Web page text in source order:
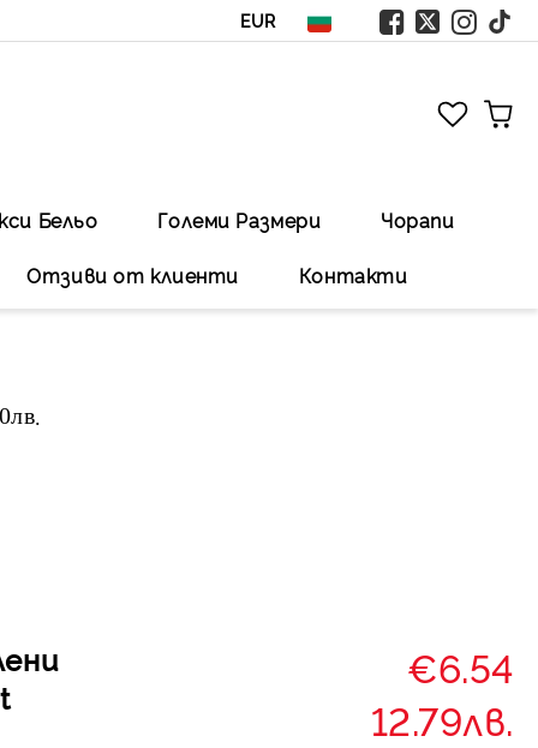
EUR
Бельо Големи Размери Чорапи
Отзиви от клиенти Контакти
.Безплатна доставка със
€6.54
12.79лв.